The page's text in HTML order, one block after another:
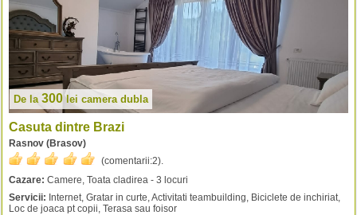
De la 300lei camera dubla
Casuta dintre Brazi
Rasnov (Brasov)
(comentarii:2).
Cazare: Camere, Toata cladirea - 3 locuri
Servicii: Internet, Gratar in curte, Activitati teambuilding, Biciclete de inchiriat,
Loc de joaca pt copii, Terasa sau foisor